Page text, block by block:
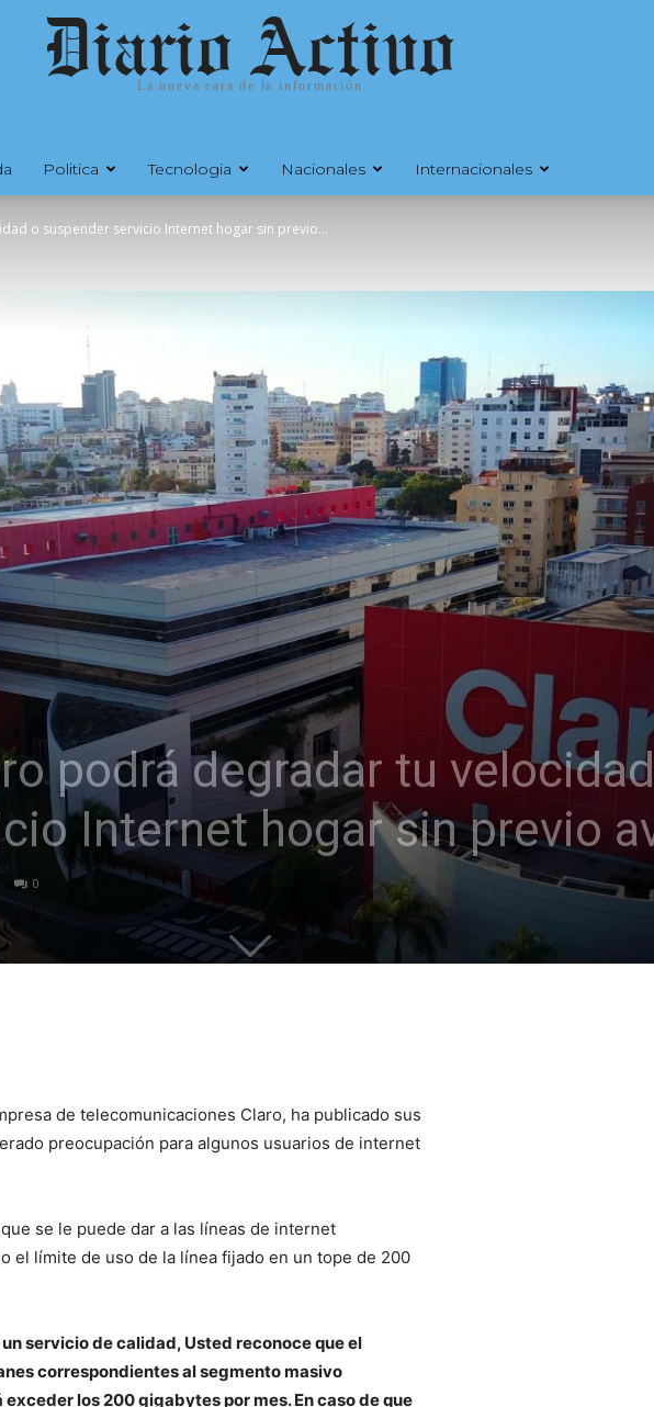
Diario Activo
La nueva cara de la información
Politica Tecnologia Nacionales Internacionales
o suspender servicio Internet hogar sin previo...
podrá degradar tu
Internet hogar sin previo
0
de telecomunicaciones Claro, ha publicado sus
preocupación para algunos usuarios de internet
se le puede dar a las líneas de internet
el límite de uso de la línea fijado en un tope de 200
servicio de calidad, Usted reconoce que el
correspondientes al segmento masivo
los 200 gigabytes por mes. En caso de que